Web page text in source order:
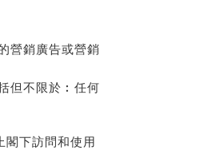
營銷廣告或營銷
但不限於︰任何
閣下訪問和使用